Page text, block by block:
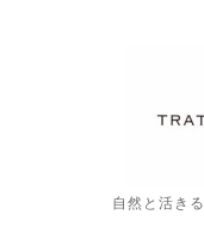
自然と活き